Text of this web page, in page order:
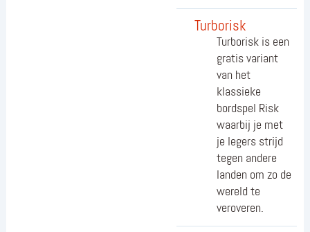
Turborisk
Turborisk is een
gratis variant
van het
klassieke
bordspel Risk
waarbij je met
je legers strijd
tegen andere
landen om zo de
wereld te
veroveren.